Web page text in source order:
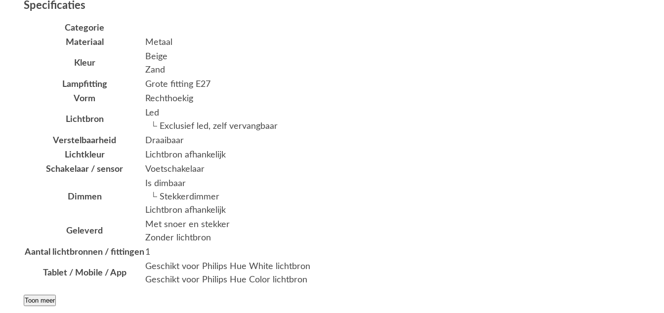
Specificaties
Categorie
Materiaal
Metaal
Kleur
Beige
Zand
Lampfitting
Grote fitting E27
Vorm
Rechthoekig
Lichtbron
Led
└ Exclusief led, zelf vervangbaar
Verstelbaarheid
Draaibaar
Lichtkleur
Lichtbron afhankelijk
Schakelaar / sensor
Voetschakelaar
Dimmen
Is dimbaar
└ Stekkerdimmer
Lichtbron afhankelijk
Geleverd
Met snoer en stekker
Zonder lichtbron
Aantal lichtbronnen / fittingen1
Tablet / Mobile / App
Geschikt voor Philips Hue White lichtbron
Geschikt voor Philips Hue Color lichtbron
Toon meer